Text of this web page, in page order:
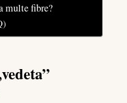
multe fibre?